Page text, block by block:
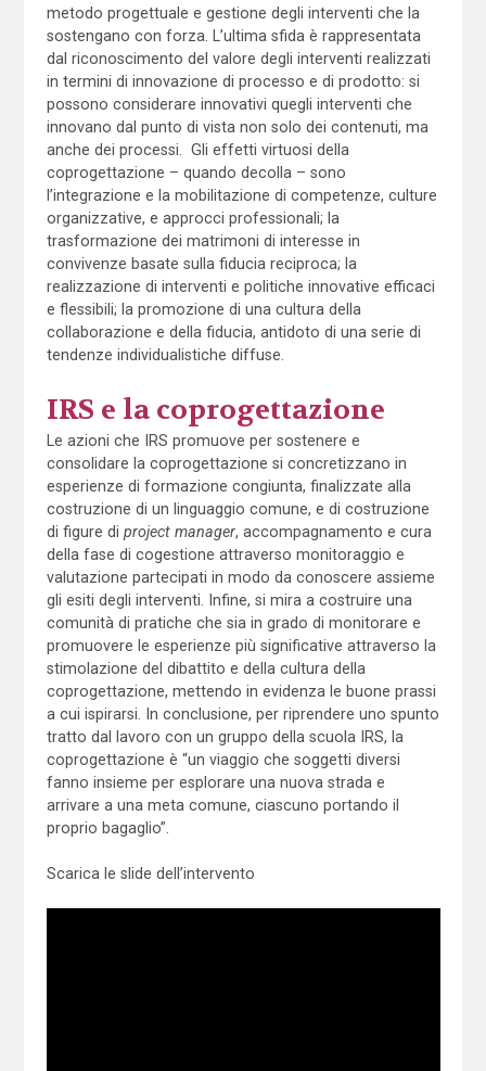
metodo progettuale e gestione degli interventi che la
sostengano con forza. L’ultima sfida è rappresentata
dal riconoscimento del valore degli interventi realizzati
in termini di innovazione di processo e di prodotto: si
possono considerare innovativi quegli interventi che
innovano dal punto di vista non solo dei contenuti, ma
anche dei processi. Gli effetti virtuosi della
coprogettazione – quando decolla – sono
l’integrazione e la mobilitazione di competenze, culture
organizzative, e approcci professionali; la
trasformazione dei matrimoni di interesse in
convivenze basate sulla fiducia reciproca; la
realizzazione di interventi e politiche innovative efficaci
e flessibili; la promozione di una cultura della
collaborazione e della fiducia, antidoto di una serie di
tendenze individualistiche diffuse.
IRS e la coprogettazione
Le azioni che IRS promuove per sostenere e
consolidare la coprogettazione si concretizzano in
esperienze di formazione congiunta, finalizzate alla
costruzione di un linguaggio comune, e di costruzione
di figure di project manager, accompagnamento e cura
della fase di cogestione attraverso monitoraggio e
valutazione partecipati in modo da conoscere assieme
gli esiti degli interventi. Infine, si mira a costruire una
comunità di pratiche che sia in grado di monitorare e
promuovere le esperienze più significative attraverso la
stimolazione del dibattito e della cultura della
coprogettazione, mettendo in evidenza le buone prassi
a cui ispirarsi. In conclusione, per riprendere uno spunto
tratto dal lavoro con un gruppo della scuola IRS, la
coprogettazione è “un viaggio che soggetti diversi
fanno insieme per esplorare una nuova strada e
arrivare a una meta comune, ciascuno portando il
proprio bagaglio”.
Scarica le slide dell’intervento